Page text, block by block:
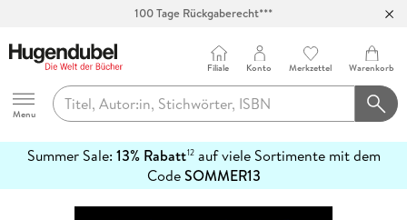
100 Tage Rückgaberecht***
Hugendubel
Menu
Filiale Konto Merkzettel Warenkorb
Summer Sale: 13% Rabatt12auf viele Sortimente mit dem
CodeSOMMER13
erfahren